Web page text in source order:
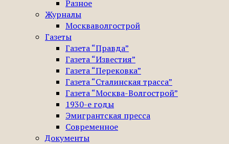
Разное
Журналы
Москваволгострой
Газеты
Газета “Правда”
Газета “Известия”
Газета “Перековка”
Газета “Сталинская трасса”
Газета “Москва-Волгострой”
1930-е годы
Эмигрантская пресса
Современное
Документы